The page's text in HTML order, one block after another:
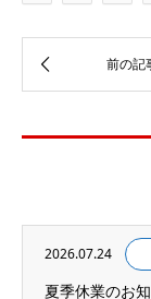
2026.07.24
夏季休業のお